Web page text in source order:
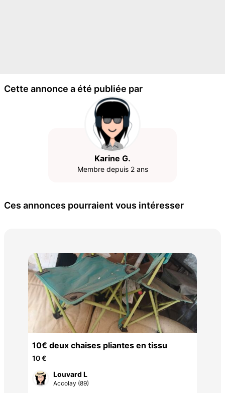
Cette annonce a été publiée par
Karine G.
Membre depuis 2 ans
Ces annonces pourraient vous intéresser
10€ deux chaises pliantes en tissu
10 €
Louvard L
Accolay (89)